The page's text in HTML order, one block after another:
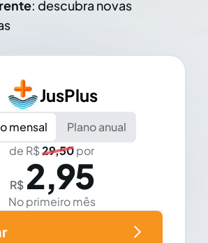
: descubra novas
JusPlus
mensal
Plano anual
de R$29,50por
R$ 2,95
No primeiro mês